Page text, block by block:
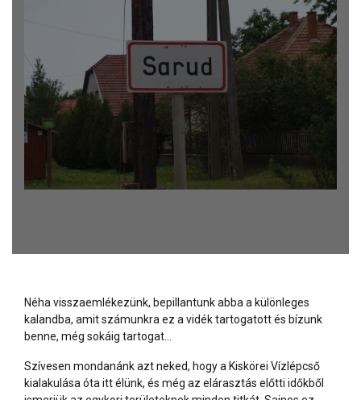
Néha visszaemlékezünk, bepillantunk abba a különleges
kalandba, amit számunkra ez a vidék tartogatott és bízunk
benne, még sokáig tartogat…
Szívesen mondanánk azt neked, hogy a Kiskörei Vízlépcső
kialakulása óta itt élünk, és még az elárasztás előtti időkből